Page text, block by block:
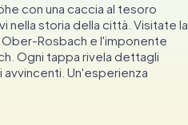
con una caccia al tesoro
nella storia della città. Visitate la
Rosbach e l'imponente
Ogni tappa rivela dettagli
Un'esperienza